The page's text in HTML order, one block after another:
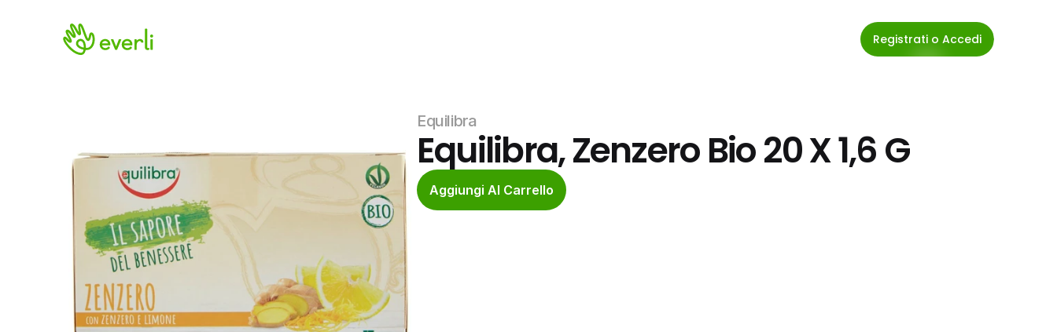
Registrati o Accedi
Equilibra
Equilibra, Zenzero Bio 20 X 1,6 G
Aggiungi Al Carrello